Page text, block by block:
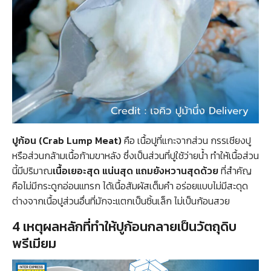
ปูก้อน (Crab Lump Meat)คือ เนื้อปูที่แกะจากส่วน กรรเชียงปู
หรือส่วนกล้ามเนื้อก้ามขาหลัง ซึ่งเป็นส่วนที่ปูใช้ว่ายน้ำ ทำให้เนื้อส่วน
นี้มีปริมาณเนื้อเยอะสุด แน่นสุด แถมยังหวานสุดด้วยที่สำคัญ
คือไม่มีกระดูกอ่อนแทรก ได้เนื้อสัมผัสเต็มคำ อร่อยแบบไม่มีสะดุด
ต่างจากเนื้อปูส่วนอื่นที่มักจะแตกเป็นชิ้นเล็ก ไม่เป็นก้อนสวย
4 เหตุผลหลักที่ทำให้ปูก้อนกลายเป็นวัตถุดิบ
พรีเมียม